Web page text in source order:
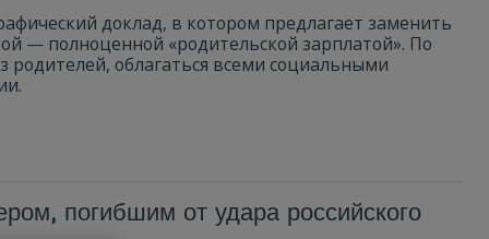
доклад, в котором предлагает заменить
— полноценной «родительской зарплатой». По
родителей, облагаться всеми социальными
погибшим от удара российского